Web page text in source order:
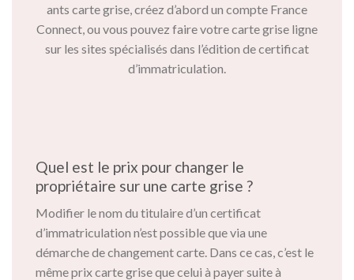
ants carte grise, créez d’abord un compte France
Connect, ou vous pouvez faire votre carte grise ligne
sur les sites spécialisés dans l’édition de certificat
d’immatriculation.
Quel est le prix pour changer le
propriétaire sur une carte grise ?
Modifier le nom du titulaire d’un certificat
d’immatriculation n’est possible que via une
démarche de changement carte. Dans ce cas, c’est le
même prix carte grise que celui à payer suite à